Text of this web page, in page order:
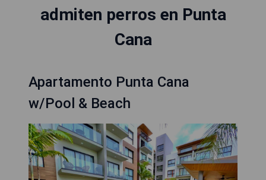
admiten perros en Punta
Cana
Apartamento Punta Cana
w/Pool & Beach